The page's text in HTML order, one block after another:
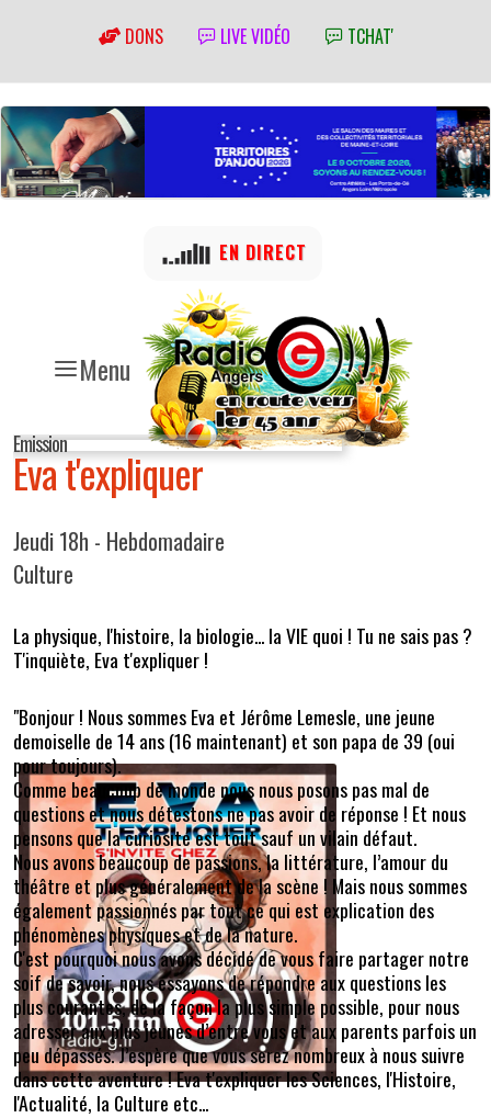
DONS LIVE VIDÉO TCHAT'
Menu
EN DIRECT
Emission
Eva t'expliquer
Jeudi 18h - Hebdomadaire
Culture
La physique, l'histoire, la biologie... la VIE quoi ! Tu ne sais pas ?
T'inquiète, Eva t'expliquer !
"Bonjour ! Nous sommes Eva et Jérôme Lemesle, une jeune
demoiselle de 14 ans (16 maintenant) et son papa de 39 (oui
pour toujours).
Comme beaucoup de monde nous nous posons pas mal de
questions et nous détestons ne pas avoir de réponse ! Et nous
pensons que la curiosité est tout sauf un vilain défaut.
Nous avons beaucoup de passions, la littérature, l’amour du
théâtre et plus généralement de la scène ! Mais nous sommes
également passionnés par tout ce qui est explication des
phénomènes physiques et de la nature.
C'est pourquoi nous avons décidé de vous faire partager notre
soif de savoir, nous essayons de répondre aux questions les
plus courantes, de la façon la plus simple possible, pour nous
adresser aux plus jeunes d’entre vous et aux parents parfois un
peu dépassés. J’espère que vous serez nombreux à nous suivre
dans cette aventure ! Eva t'expliquer les Sciences, l'Histoire,
l'Actualité, la Culture etc...